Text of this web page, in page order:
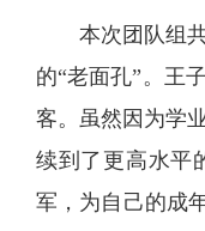
本次团队组
的“老面孔”。王
客。虽然因为学
续到了更高水平
军，为自己的成